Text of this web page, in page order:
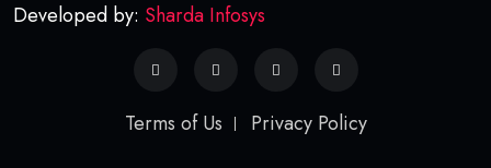
Developed by: Sharda Infosys
Terms of Us Privacy Policy